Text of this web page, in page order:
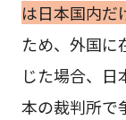
は日本国内だ
ため、外国に
じた場合、日
本の裁判所で